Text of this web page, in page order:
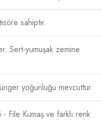
sahiptir.
Sert-yumuşak zemine
yoğunluğu mevcuttur.
File Kumaş ve farklı renk